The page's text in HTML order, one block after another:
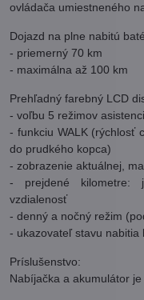
ovládača umiestneného
Dojazd na plne nabitú
- priemerný 70 km
- maximálna až 100 km
Prehľadný farebný LCD
- voľbu 5 režimov
- funkciu WALK (rýchlosť
do prudkého kopca)
- zobrazenie aktuálnej,
- prejdené kilometre:
vzdialenosť
- denný a nočný režim
- ukazovateľ stavu nabitia
Príslušenstvo:
Nabíjačka a akumulátor